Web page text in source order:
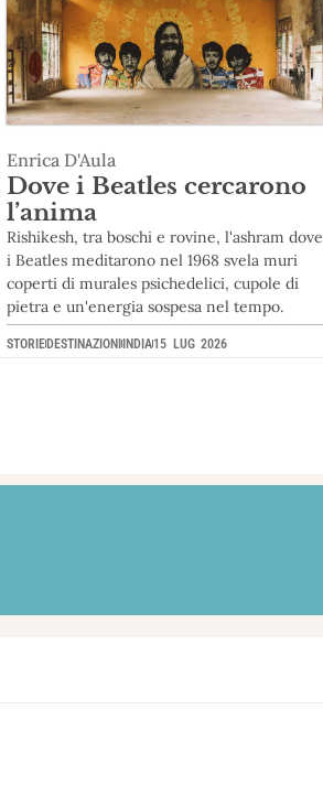
Enrica D'Aula
Dove i Beatles cercarono
l’anima
Rishikesh, tra boschi e rovine, l'ashram dove
i Beatles meditarono nel 1968 svela muri
coperti di murales psichedelici, cupole di
pietra e un'energia sospesa nel tempo.
STORIEDESTINAZIONIINDIA15 LUG 2026